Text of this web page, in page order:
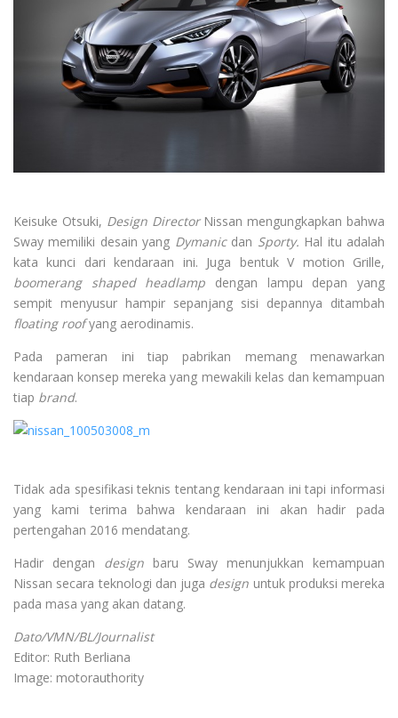
Keisuke Otsuki, Design DirectorNissan mengungkapkan bahwa
Sway memiliki desain yang Dymanicdan Sporty. Hal itu adalah
kata kunci dari kendaraan ini. Juga bentuk V motion Grille,
boomerang shaped headlamp dengan lampu depan yang
sempit menyusur hampir sepanjang sisi depannya ditambah
floating roofyang aerodinamis.
Pada pameran ini tiap pabrikan memang menawarkan
kendaraan konsep mereka yang mewakili kelas dan kemampuan
tiap brand.
Tidak ada spesifikasi teknis tentang kendaraan ini tapi informasi
yang kami terima bahwa kendaraan ini akan hadir pada
pertengahan 2016 mendatang.
Hadir dengan design baru Sway menunjukkan kemampuan
Nissan secara teknologi dan juga design untuk produksi mereka
pada masa yang akan datang.
Dato/VMN/BL/Journalist
Editor: Ruth Berliana
Image: motorauthority